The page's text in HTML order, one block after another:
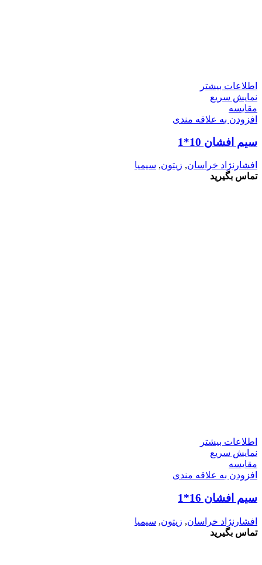
اطلاعات بیشتر
نمایش سریع
مقايسه
افزودن به علاقه مندی
سیم افشان 10*1
افشارنژاد خراسان, زیتون, سیمیا
تماس بگیرید
اطلاعات بیشتر
نمایش سریع
مقايسه
افزودن به علاقه مندی
سیم افشان 16*1
افشارنژاد خراسان, زیتون, سیمیا
تماس بگیرید